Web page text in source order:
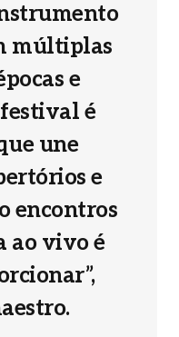
múltiplas
e
festival é
une
e
encontros
ao vivo é